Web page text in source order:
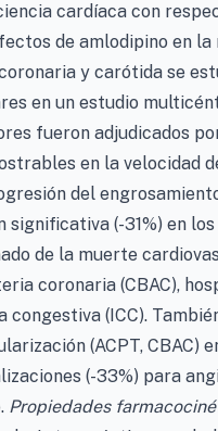
cardíaca con
de amlodipino en la
y carótida se
en un estudio
fueron adjudicados
en la velocidad
del
significativa (-31%) en
de la muerte
coronaria (CBAC),
(ICC).
(ACPT, CBAC)
(-33%) para
Propiedades